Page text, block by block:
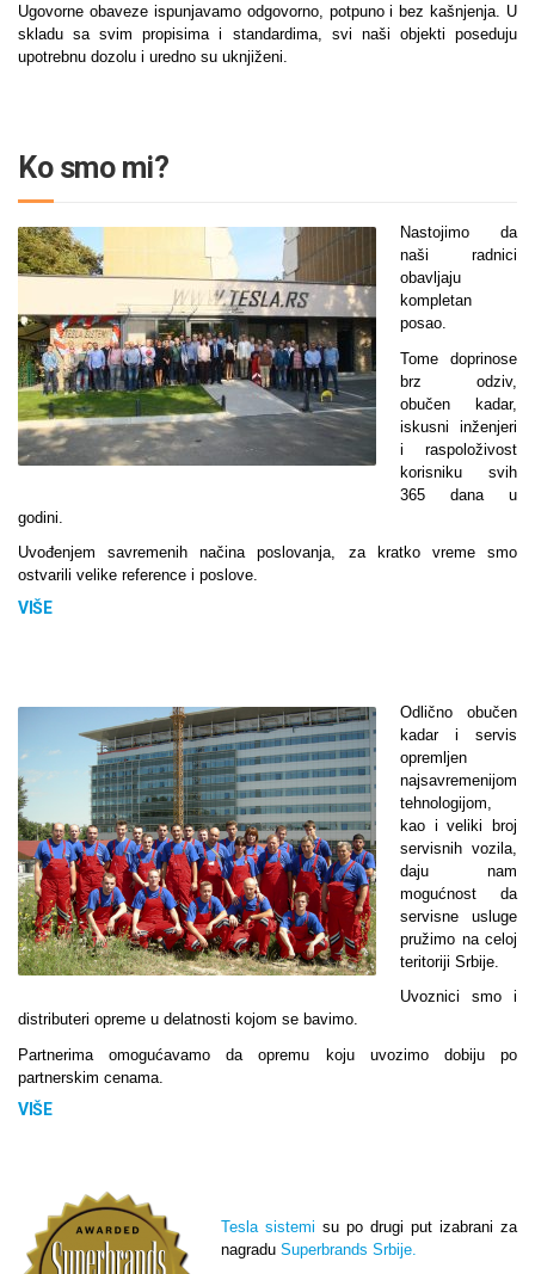
Ugovorne obaveze ispunjavamo odgovorno, potpuno i bez kašnjenja. U
skladu sa svim propisima i standardima, svi naši objekti poseduju
upotrebnu dozolu i uredno su uknjiženi.
Ko smo mi?
Nastojimo da
naši radnici
obavljaju
kompletan
posao.
Tome doprinose
brz odziv,
obučen kadar,
iskusni inženjeri
i raspoloživost
korisniku svih
365 dana u
godini.
Uvođenjem savremenih načina poslovanja, za kratko vreme smo
ostvarili velike reference i poslove.
VIŠE
Odlično obučen
kadar i servis
opremljen
najsavremenijom
tehnologijom,
kao i veliki broj
servisnih vozila,
daju nam
mogućnost da
servisne usluge
pružimo na celoj
teritoriji Srbije.
Uvoznici smo i
distributeri opreme u delatnosti kojom se bavimo.
Partnerima omogućavamo da opremu koju uvozimo dobiju po
partnerskim cenama.
VIŠE
Tesla sistemi su po drugi put izabrani za
nagradu Superbrands Srbije.